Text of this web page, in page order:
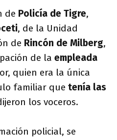
de Policía de Tigre,
, de la Unidad
de Rincón de Milberg,
de la empleada
quien era la única
familiar que tenía las
los voceros.
policial, se